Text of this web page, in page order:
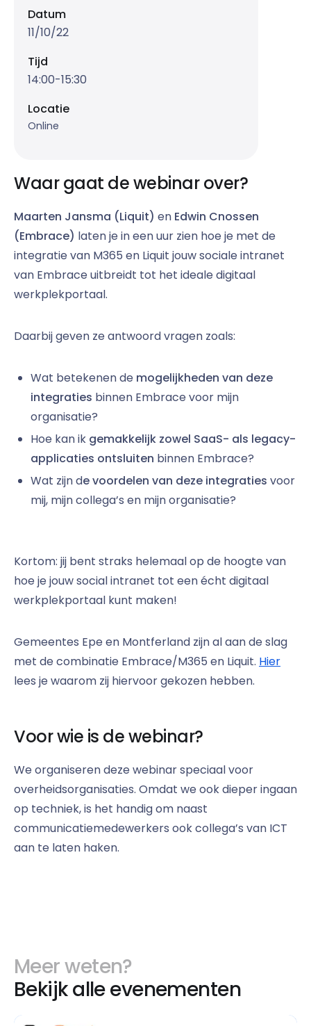
Datum
11/10/22
Tijd
14:00-15:30
Locatie
Online
Waar gaat de webinar over?
Maarten Jansma (Liquit) en Edwin Cnossen
(Embrace) laten je in een uur zien hoe je met de
integratie van M365 en Liquit jouw sociale intranet
van Embrace uitbreidt tot het ideale digitaal
werkplekportaal.
Daarbij geven ze antwoord vragen zoals:
Wat betekenen de mogelijkheden van deze
integraties binnen Embrace voor mijn
organisatie?
Hoe kan ik gemakkelijk zowel SaaS- als legacy-
applicaties ontsluiten binnen Embrace?
Wat zijn de voordelen van deze integraties voor
mij, mijn collega’s en mijn organisatie?
Kortom: jij bent straks helemaal op de hoogte van
hoe je jouw social intranet tot een écht digitaal
werkplekportaal kunt maken!
Gemeentes Epe en Montferland zijn al aan de slag
met de combinatie Embrace/M365 en Liquit. Hier
lees je waarom zij hiervoor gekozen hebben.
Voor wie is de webinar?
We organiseren deze webinar speciaal voor
overheidsorganisaties. Omdat we ook dieper ingaan
op techniek, is het handig om naast
communicatiemedewerkers ook collega’s van ICT
aan te laten haken.
Meer weten?
Bekijk alle evenementen